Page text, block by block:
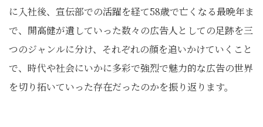
に入社後、宣伝部での活躍を経て58歳で亡くなる最晩年ま
で、開高健が遺していった数々の広告人としての足跡を三
つのジャンルに分け、それぞれの顔を追いかけていくこと
で、時代や社会にいかに多彩で強烈で魅力的な広告の世界
を切り拓いていった存在だったのかを振り返ります。